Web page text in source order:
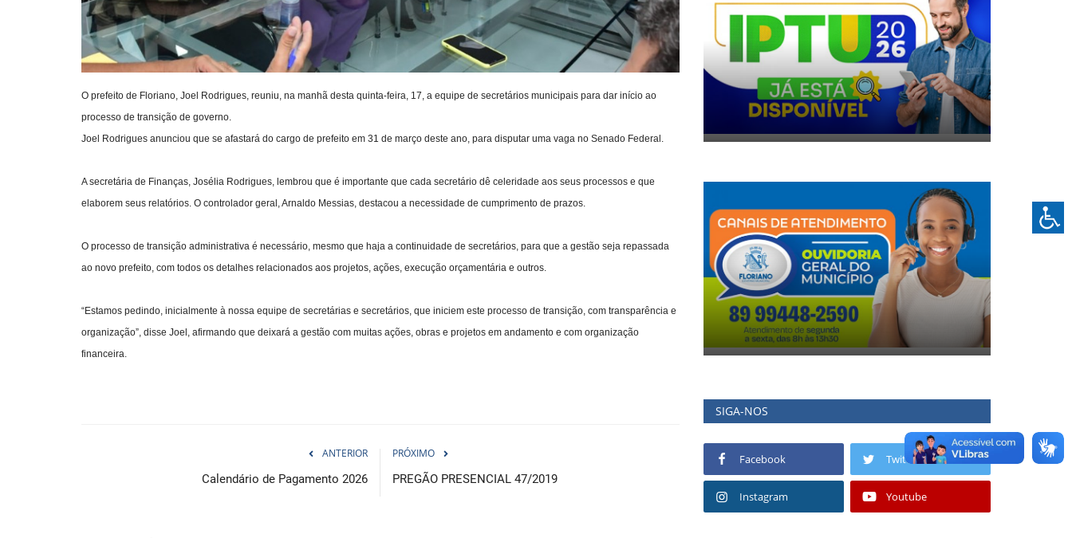
O prefeito de Floriano, Joel Rodrigues, reuniu, na manhã desta quinta-feira, 17, a equipe de secretários municipais para dar início ao
processo de transição de governo.
Joel Rodrigues anunciou que se afastará do cargo de prefeito em 31 de março deste ano, para disputar uma vaga no Senado Federal.
A secretária de Finanças, Josélia Rodrigues, lembrou que é importante que cada secretário dê celeridade aos seus processos e que
elaborem seus relatórios. O controlador geral, Arnaldo Messias, destacou a necessidade de cumprimento de prazos.
O processo de transição administrativa é necessário, mesmo que haja a continuidade de secretários, para que a gestão seja repassada
ao novo prefeito, com todos os detalhes relacionados aos projetos, ações, execução orçamentária e outros.
“Estamos pedindo, inicialmente à nossa equipe de secretárias e secretários, que iniciem este processo de transição, com transparência e
organização”, disse Joel, afirmando que deixará a gestão com muitas ações, obras e projetos em andamento e com organização
financeira.
ANTERIOR
Calendário de Pagamento 2026
PRÓXIMO
PREGÃO PRESENCIAL 47/2019
SIGA-NOS
Facebook Twitter
Instagram Youtube